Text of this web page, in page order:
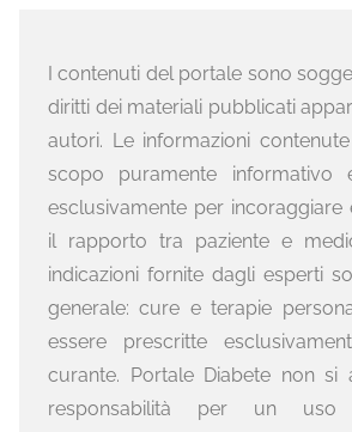
I contenuti del portale sono
diritti dei materiali pubblicati
autori. Le informazioni
scopo puramente informativo
esclusivamente per incoraggiare
il rapporto tra paziente e
indicazioni fornite dagli esperti
generale: cure e terapie
essere prescritte
curante. Portale Diabete non si
responsabilità per un uso